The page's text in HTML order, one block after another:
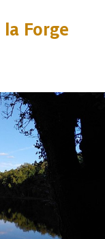
Forge